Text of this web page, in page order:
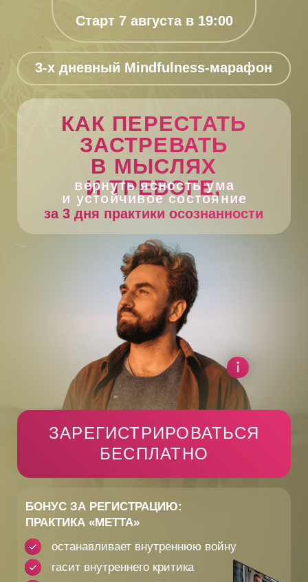
3-х дневный Mindfulness-марафон
КАК ПЕРЕСТАТЬ
ЗАСТРЕВАТЬ
В МЫСЛЯХ
И ТРЕВОГЕ,
вернуть ясность ума
и устойчивое состояние
за 3 дня практики осознанности
Старт 7 августа в 19:00
останавливает внутреннюю войну
БОНУС ЗА РЕГИСТРАЦИЮ:
гасит внутреннего критика
ЗАРЕГИСТРИРОВАТЬСЯ
БЕСПЛАТНО